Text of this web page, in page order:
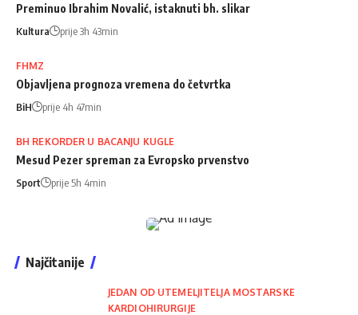
Preminuo Ibrahim Novalić, istaknuti bh. slikar
Kultura prije 3h 43min
FHMZ
Objavljena prognoza vremena do četvrtka
BiH prije 4h 47min
BH REKORDER U BACANJU KUGLE
Mesud Pezer spreman za Evropsko prvenstvo
Sport prije 5h 4min
Najčitanije
JEDAN OD UTEMELJITELJA MOSTARSKE
KARDIOHIRURGIJE